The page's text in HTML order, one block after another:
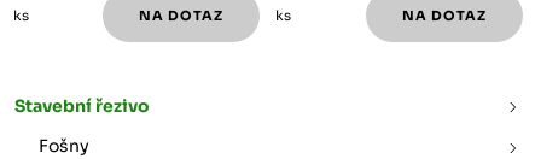
ks ks
Stavební řezivo
Fošny